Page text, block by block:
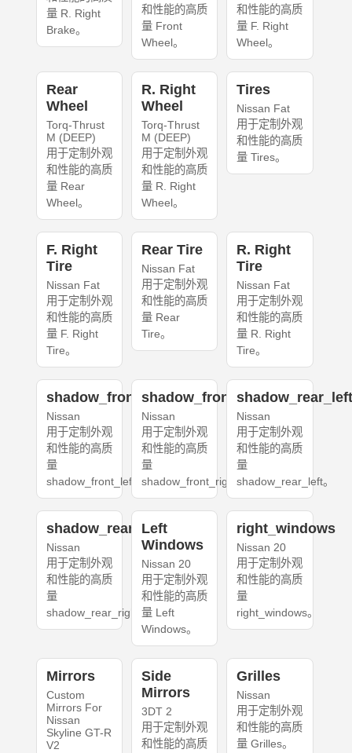
量 R. Right
Brake。
和性能的高质
量 Front
Wheel。
和性能的高质
量 F. Right
Wheel。
Rear
Wheel
Torq-Thrust
M (DEEP)
用于定制外观
和性能的高质
量 Rear
Wheel。
R. Right
Wheel
Torq-Thrust
M (DEEP)
用于定制外观
和性能的高质
量 R. Right
Wheel。
Tires
Nissan Fat
用于定制外观
和性能的高质
量 Tires。
F. Right
Tire
Nissan Fat
用于定制外观
和性能的高质
量 F. Right
Tire。
Rear Tire
Nissan Fat
用于定制外观
和性能的高质
量 Rear
Tire。
R. Right
Tire
Nissan Fat
用于定制外观
和性能的高质
量 R. Right
Tire。
shadow_front_left
Nissan
用于定制外观
和性能的高质
量
shadow_front_left。
shadow_front_right
Nissan
用于定制外观
和性能的高质
量
shadow_front_right。
Nissan
用于定制外观
和性能的高质
量
shadow_rear_left。
shadow_rear_right
Nissan
用于定制外观
和性能的高质
量
shadow_rear_right。
Left
Windows
Nissan 20
用于定制外观
和性能的高质
量 Left
Windows。
right_windows
Nissan 20
用于定制外观
和性能的高质
量
right_windows。
Mirrors
Custom
Mirrors For
Nissan
Skyline GT-R
V2
Side
Mirrors
3DT 2
用于定制外观
和性能的高质
Grilles
Nissan
用于定制外观
和性能的高质
量 Grilles。